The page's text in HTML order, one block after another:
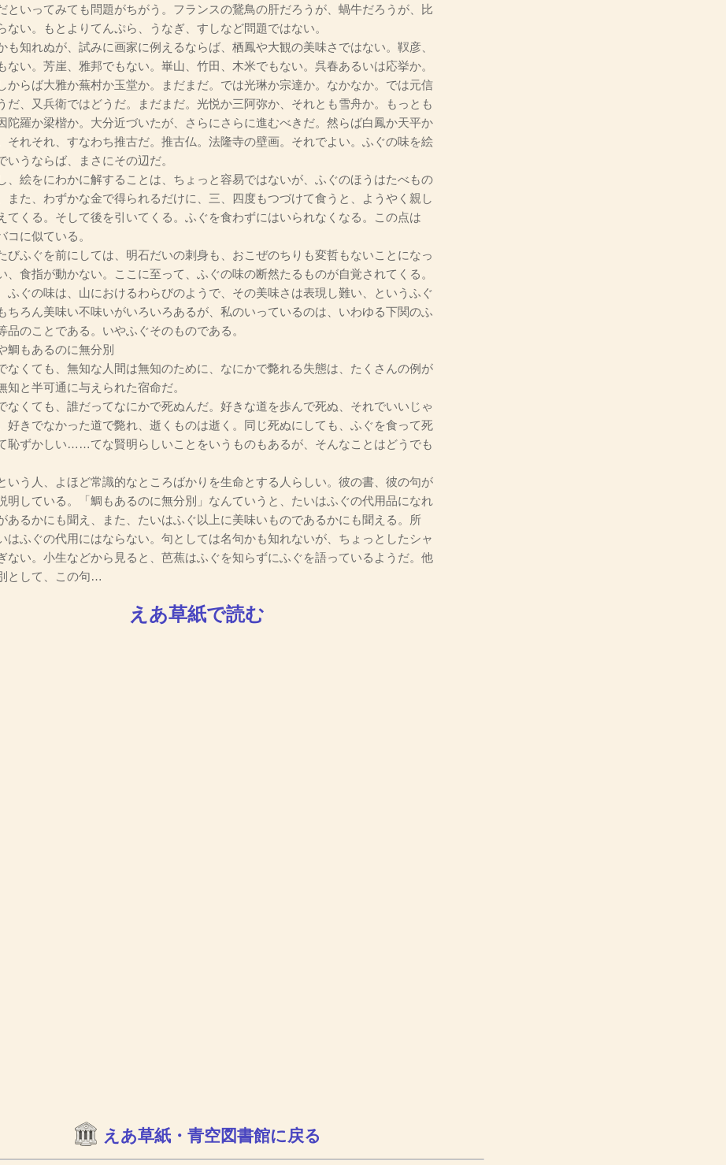
といってみても問題がちがう。フランスの鵞鳥の肝だろうが、蝸牛だろうが、比
ない。もとよりてんぷら、うなぎ、すしなど問題ではない。
知れぬが、試みに画家に例えるならば、栖鳳や大観の美味さではない。靫彦、
ない。芳崖、雅邦でもない。崋山、竹田、木米でもない。呉春あるいは応挙か。
からば大雅か蕪村か玉堂か。まだまだ。では光琳か宗達か。なかなか。では元信
だ、又兵衛ではどうだ。まだまだ。光悦か三阿弥か、それとも雪舟か。もっとも
陀羅か梁楷か。大分近づいたが、さらにさらに進むべきだ。然らば白鳳か天平か
それそれ、すなわち推古だ。推古仏。法隆寺の壁画。それでよい。ふぐの味を絵
いうならば、まさにその辺だ。
、絵をにわかに解することは、ちょっと容易ではないが、ふぐのほうはたべもの
また、わずかな金で得られるだけに、三、四度もつづけて食うと、ようやく親し
てくる。そして後を引いてくる。ふぐを食わずにはいられなくなる。この点は
コに似ている。
びふぐを前にしては、明石だいの刺身も、おこぜのちりも変哲もないことになっ
、食指が動かない。ここに至って、ふぐの味の断然たるものが自覚されてくる。
ふぐの味は、山におけるわらびのようで、その美味さは表現し難い、というふぐ
ちろん美味い不味いがいろいろあるが、私のいっているのは、いわゆる下関のふ
品のことである。いやふぐそのものである。
鯛もあるのに無分別
なくても、無知な人間は無知のために、なにかで斃れる失態は、たくさんの例が
知と半可通に与えられた宿命だ。
なくても、誰だってなにかで死ぬんだ。好きな道を歩んで死ぬ、それでいいじゃ
好きでなかった道で斃れ、逝くものは逝く。同じ死ぬにしても、ふぐを食って死
恥ずかしい……てな賢明らしいことをいうものもあるが、そんなことはどうでも
いう人、よほど常識的なところばかりを生命とする人らしい。彼の書、彼の句が
明している。「鯛もあるのに無分別」なんていうと、たいはふぐの代用品になれ
あるかにも聞え、また、たいはふぐ以上に美味いものであるかにも聞える。所
はふぐの代用にはならない。句としては名句かも知れないが、ちょっとしたシャ
ない。小生などから見ると、芭蕉はふぐを知らずにふぐを語っているようだ。他
として、この句…
えあ草紙で読む
えあ草紙・青空図書館に戻る